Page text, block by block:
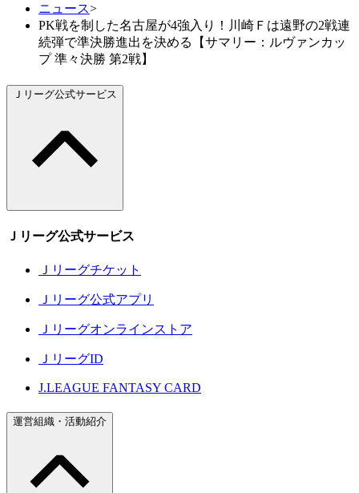
ニュース>
PK戦を制した名古屋が4強入り！川崎Ｆは遠野の2戦連
続弾で準決勝進出を決める【サマリー：ルヴァンカッ
プ 準々決勝 第2戦】
Ｊリーグ公式サービス
Ｊリーグ公式サービス
Ｊリーグチケット
Ｊリーグ公式アプリ
Ｊリーグオンラインストア
ＪリーグID
J.LEAGUE FANTASY CARD
運営組織・活動紹介